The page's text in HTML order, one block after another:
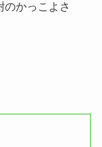
かっこよさ